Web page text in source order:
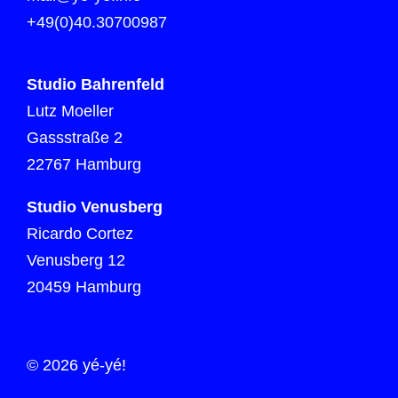
+49(0)40.30700987
Studio Bahrenfeld
Lutz Moeller
Gassstraße 2
22767 Hamburg
Studio Venusberg
Ricardo Cortez
Venusberg 12
20459 Hamburg
© 2026 yé-yé!